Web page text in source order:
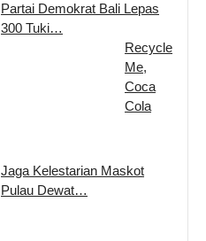
Partai Demokrat Bali Lepas
300 Tuki…
Recycle
Me,
Coca
Cola
Jaga Kelestarian Maskot
Pulau Dewat…